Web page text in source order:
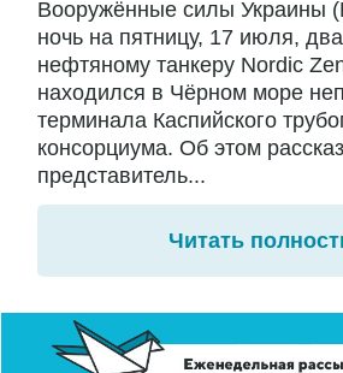
Вооружённые силы Украины
ночь на пятницу, 17 июля,
нефтяному танкеру Nordic
находился в Чёрном море
терминала Каспийского
консорциума. Об этом
представитель...
Читать